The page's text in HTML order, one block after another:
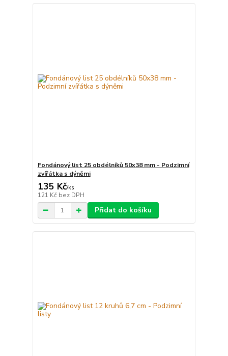
Fondánový list 25 obdélníků 50x38 mm - Podzimní
zvířátka s dýněmi
135 Kč/ks
121 Kč bez DPH
Přidat do košíku